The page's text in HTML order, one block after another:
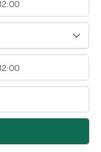
a proteger e